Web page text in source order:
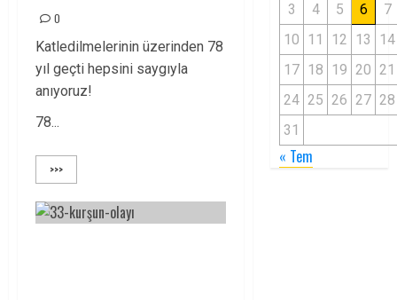
0
Katledilmelerinin üzerinden 78
yıl geçti hepsini saygıyla
anıyoruz!
78...
>>>
3 4 5 6
7
10 11 12 13
14
17 18 19 20 21
24 25 26 27 28
31
« Tem